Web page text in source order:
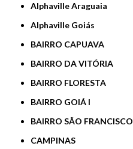
Alphaville Araguaia
Alphaville Goiás
BAIRRO CAPUAVA
BAIRRO DA VITÓRIA
BAIRRO FLORESTA
BAIRRO GOIÁ I
BAIRRO SÃO FRANCISCO
CAMPINAS